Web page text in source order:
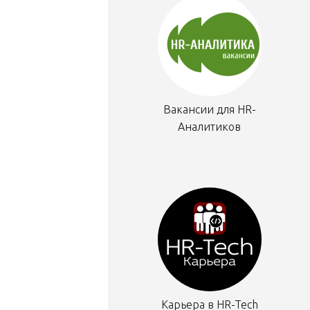
Вакансии для HR-
Аналитиков
Карьера в HR-Tech